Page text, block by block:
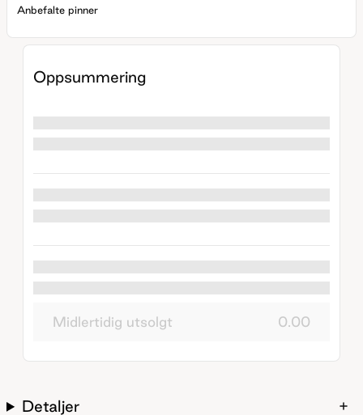
Anbefalte pinner
Oppsummering
Midlertidig utsolgt 0.00
Detaljer